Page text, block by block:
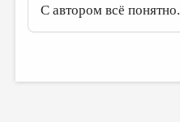
С автором всё понятно.